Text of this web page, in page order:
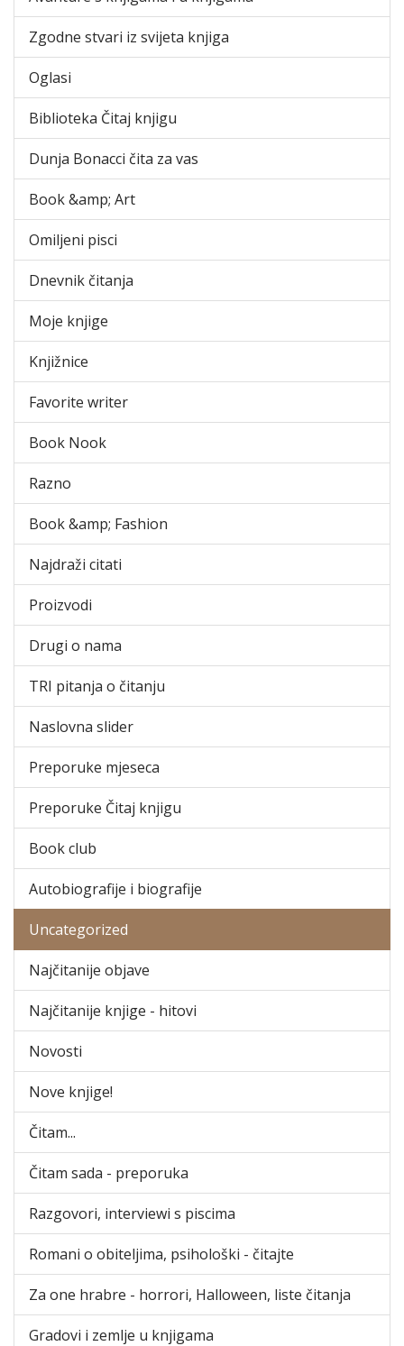
Zgodne stvari iz svijeta knjiga
Oglasi
Biblioteka Čitaj knjigu
Dunja Bonacci čita za vas
Book &amp; Art
Omiljeni pisci
Dnevnik čitanja
Moje knjige
Knjižnice
Favorite writer
Book Nook
Razno
Book &amp; Fashion
Najdraži citati
Proizvodi
Drugi o nama
TRI pitanja o čitanju
Naslovna slider
Preporuke mjeseca
Preporuke Čitaj knjigu
Book club
Autobiografije i biografije
Uncategorized
Najčitanije objave
Najčitanije knjige - hitovi
Novosti
Nove knjige!
Čitam...
Čitam sada - preporuka
Razgovori, interviewi s piscima
Romani o obiteljima, psihološki - čitajte
Za one hrabre - horrori, Halloween, liste čitanja
Gradovi i zemlje u knjigama